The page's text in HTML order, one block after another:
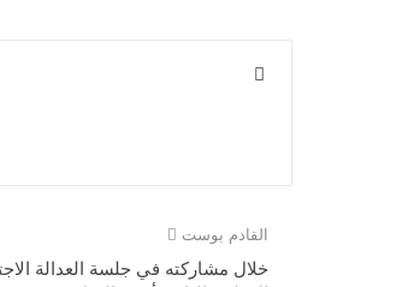
القادم بوست
خلال مشاركته في جلسة العدالة